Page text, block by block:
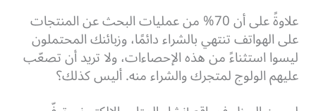
علاوةً على أن 70% من عمليات البحث عن المنتجات
على الهواتف تنتهي بالشراء دائمًا، وزبائنك المحتملون
ليسوا استثناءً من هذه الإحصاءات، ولا تريد أن تصعّب
عليهم الولوج لمتجرك والشراء منه. أليس كذلك؟